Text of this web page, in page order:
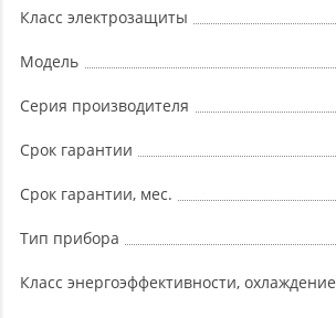
Класс электрозащиты
Модель
Серия производителя
Срок гарантии
Срок гарантии, мес.
Тип прибора
Класс энергоэффективности, охлаждение